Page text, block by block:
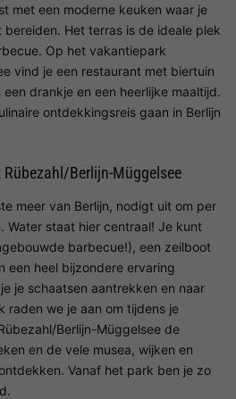
met een moderne keuken waar je
bereiden. Het terras is de ideale plek
Op het vakantiepark
vind je een restaurant met biertuin
drankje en een heerlijke maaltijd.
ontdekkingsreis gaan in Berlijn
Berlijn-Müggelsee
meer van Berlijn, nodigt uit om per
Water staat hier centraal! Je kunt
barbecue!), een zeilboot
een heel bijzondere ervaring
je schaatsen aantrekken en naar
raden we je aan om tijdens je
Berlijn-Müggelsee de
en de vele musea, wijken en
Vanaf het park ben je zo